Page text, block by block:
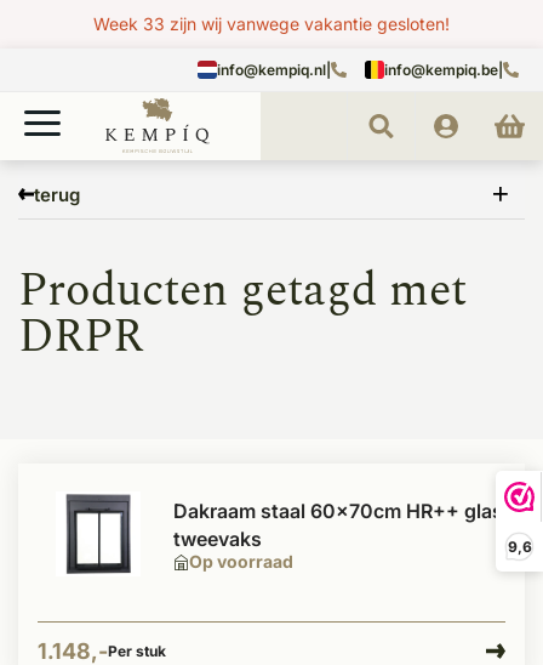
9,6
Week 33 zijn wij vanwege vakantie gesloten!
info@kempiq.nl info@kempiq.be
terug
DRPR
Producten getagd met
DRPR
Op voorraad
Dakraam staal 60x70cm HR++ glas
tweevaks
1.148,-Per stuk